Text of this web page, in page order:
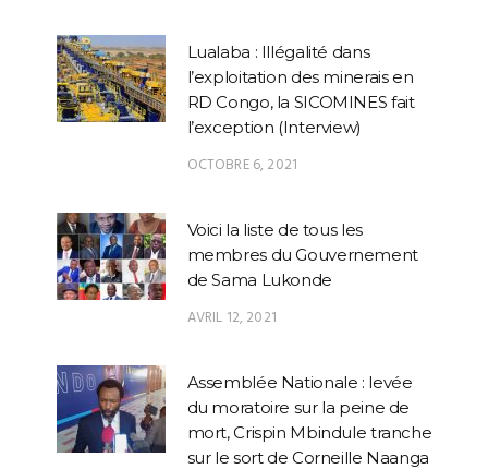
Lualaba : Illégalité dans
l’exploitation des minerais en
RD Congo, la SICOMINES fait
l’exception (Interview)
OCTOBRE 6, 2021
Voici la liste de tous les
membres du Gouvernement
de Sama Lukonde
AVRIL 12, 2021
Assemblée Nationale : levée
du moratoire sur la peine de
mort, Crispin Mbindule tranche
sur le sort de Corneille Naanga